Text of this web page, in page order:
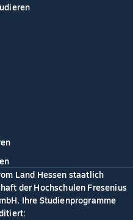
Land Hessen staatlich
der Hochschulen Fresenius
Ihre Studienprogramme